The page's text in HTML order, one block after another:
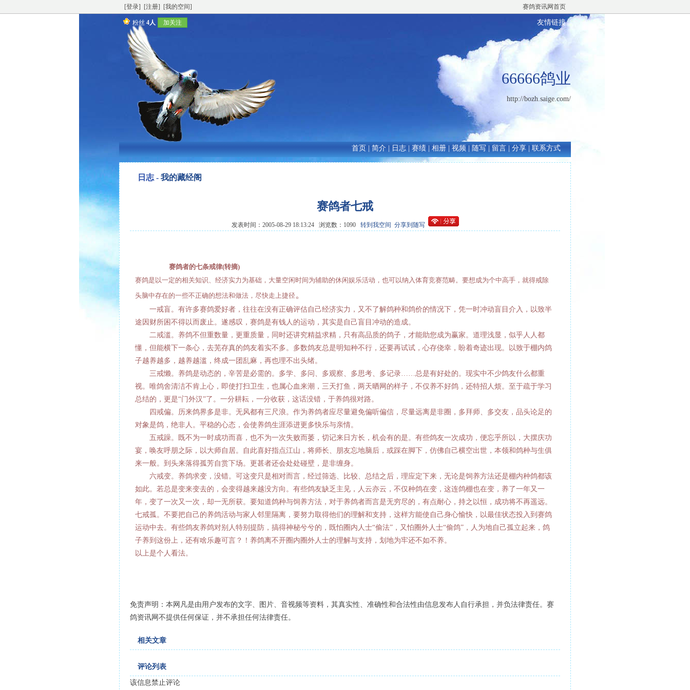
[登录] [注册] [我的空间] 赛鸽资讯网首页
粉丝 4人 加关注 友情链接
66666鸽业
http://bozh.saige.com/
首页 简介 日志 赛绩 相册 视频 随写 留言 分享 联系方式
日志 - 我的藏经阁
赛鸽者七戒
发表时间：2005-08-29 18:13:24 浏览数：1090 转到我空间 分享到随写
赛鸽者的七条戒律(转摘)
赛鸽是以一定的相关知识、经济实力为基础，大量空闲时间为辅助的休闲娱乐活动，也可以纳入体育竞赛范畴。要想成为个中高手，就得戒除
头脑中存在的一些不正确的想法和做法，尽快走上捷径。
一戒盲。有许多赛鸽爱好者，往往在没有正确评估自己经济实力，又不了解鸽种和鸽价的情况下，凭一时冲动盲目介入，以致半
途因财所困不得以而废止。遂感叹，赛鸽是有钱人的运动，其实是自己盲目冲动的造成。
二戒滥。养鸽不但重数量，更重质量，同时还讲究精益求精，只有高品质的鸽子，才能助您成为赢家。道理浅显，似乎人人都
懂，但能横下一条心，去芜存真的鸽友着实不多。多数鸽友总是明知种不行，还要再试试，心存侥幸，盼着奇迹出现。以致于棚内鸽
子越养越多，越养越滥，终成一团乱麻，再也理不出头绪。
三戒懒。养鸽是动态的，辛苦是必需的。多学、多问、多观察、多思考、多记录……总是有好处的。现实中不少鸽友什么都重
视。唯鸽舍清洁不肯上心，即使打扫卫生，也属心血来潮，三天打鱼，两天晒网的样子，不仅养不好鸽，还特招人烦。至于疏于学习
总结的，更是“门外汉”了。一分耕耘，一分收获，这话没错，于养鸽很对路。
四戒偏。历来鸽界多是非。无风都有三尺浪。作为养鸽者应尽量避免偏听偏信，尽量远离是非圈，多拜师、多交友，品头论足的
对象是鸽，绝非人。平稳的心态，会使养鸽生涯添进更多快乐与亲情。
五戒躁。既不为一时成功而喜，也不为一次失败而萎，切记来日方长，机会有的是。有些鸽友一次成功，便忘乎所以，大摆庆功
宴，唤友呼朋之际，以大师自居。自此喜好指点江山，将师长、朋友忘地脑后，或踩在脚下，仿佛自己横空出世，本领和鸽种与生俱
来一般。到头来落得孤芳自赏下场。更甚者还会处处碰壁，是非缠身。
六戒变。养鸽求变，没错。可这变只是相对而言，经过筛选、比较、总结之后，理应定下来，无论是饲养方法还是棚内种鸽都该
如此。若总是变来变去的，会变得越来越没方向。有些鸽友缺乏主见，人云亦云，不仅种鸽在变，这连鸽棚也在变，养了一年又一
年，变了一次又一次，却一无所获。要知道鸽种与饲养方法，对于养鸽者而言是无穷尽的，有点耐心，持之以恒，成功将不再遥远。
七戒孤。不要把自己的养鸽活动与家人邻里隔离，要努力取得他们的理解和支持，这样方能使自己身心愉快，以最佳状态投入到赛鸽
运动中去。有些鸽友养鸽对别人特别提防，搞得神秘兮兮的，既怕圈内人士“偷法”，又怕圈外人士“偷鸽”，人为地自己孤立起来，鸽
子养到这份上，还有啥乐趣可言？！养鸽离不开圈内圈外人士的理解与支持，划地为牢还不如不养。
以上是个人看法。
免责声明：本网凡是由用户发布的文字、图片、音视频等资料，其真实性、准确性和合法性由信息发布人自行承担，并负法律责任。赛
鸽资讯网不提供任何保证，并不承担任何法律责任。
相关文章
评论列表
该信息禁止评论